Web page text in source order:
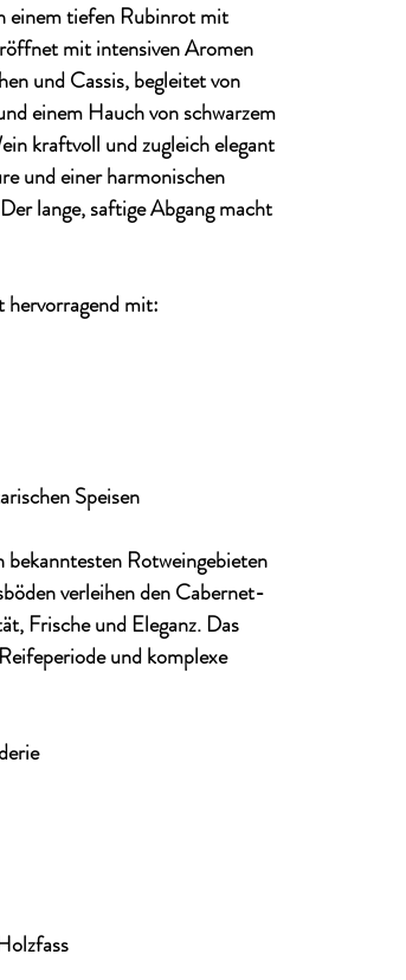
einem tiefen Rubinrot mit
mit intensiven Aromen
und Cassis, begleitet von
einem Hauch von schwarzem
kraftvoll und zugleich elegant
und einer harmonischen
lange, saftige Abgang macht
mit:
Speisen
Rotweingebieten
verleihen den Cabernet-
Frische und Eleganz. Das
und komplexe